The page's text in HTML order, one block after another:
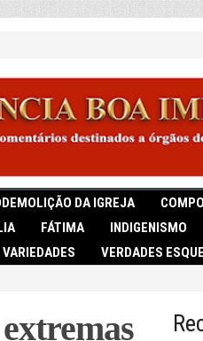
DA IGREJA
FÁTIMA INDIGENISMO
VARIEDADES VERDADES